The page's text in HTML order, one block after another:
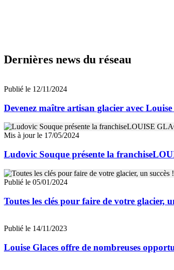
Dernières news du réseau
Publié le 12/11/2024
Devenez maître artisan glacier avec Louise
Mis à jour le 17/05/2024
Ludovic Souque présente la
Publié le 05/01/2024
Toutes les clés pour faire de votre glacier,
Publié le 14/11/2023
Louise Glaces offre de nombreuses